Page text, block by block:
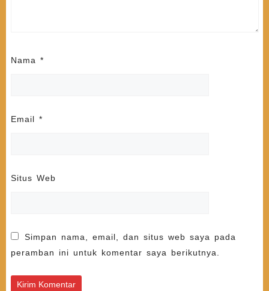
Nama *
Email *
Situs Web
Simpan nama, email, dan situs web saya pada
peramban ini untuk komentar saya berikutnya.